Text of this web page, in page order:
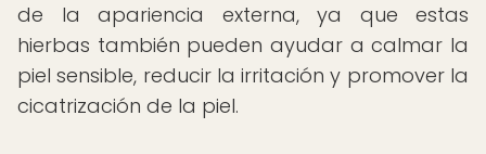
de la apariencia externa, ya que estas
hierbas también pueden ayudar a calmar la
piel sensible, reducir la irritación y promover la
cicatrización de la piel.